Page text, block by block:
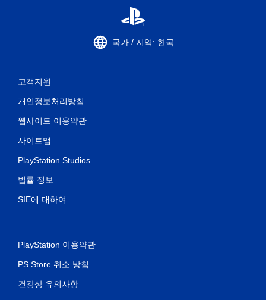
국가 / 지역: 한국
고객지원
개인정보처리방침
웹사이트 이용약관
사이트맵
PlayStation Studios
법률 정보
SIE에 대하여
PlayStation 이용약관
PS Store 취소 방침
건강상 유의사항